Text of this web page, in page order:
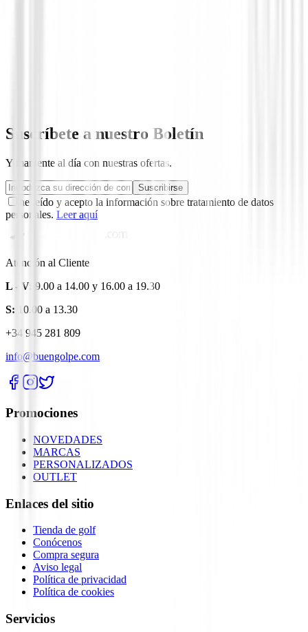
Suscríbete a nuestro Boletín
Y mantente al día con nuestras ofertas.
Suscribirse
he leído y acepto la información sobre tratamiento de datos
personales. Leer aquí
Atención al Cliente
L - V: 9.00 a 14.00 y 16.00 a 19.30
S:
10.00 a 13.30
+34 945 281 809
info@buengolpe.com
Promociones
NOVEDADES
MARCAS
PERSONALIZADOS
OUTLET
Enlaces del sitio
Tienda de golf
Conócenos
Compra segura
Aviso legal
Política de privacidad
Política de cookies
Servicios